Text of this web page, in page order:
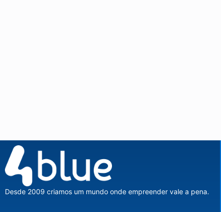
Desde 2009 criamos um mundo onde empreender vale a pena.